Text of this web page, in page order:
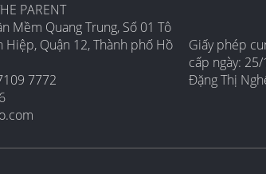
PARENT
Mềm Quang Trung, Số 01 Tô
Hiệp, Quận 12, Thành phố Hồ
7772
Giấy phép
cấp ngày:
Đặng Thị